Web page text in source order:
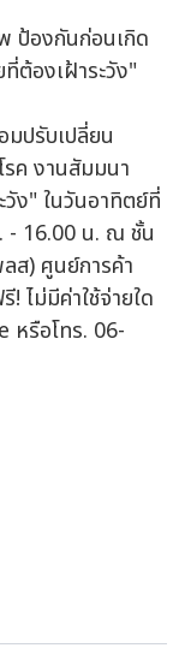
ปรับเปลี่ยน
ค งานสัมมนา
วัง" ในวันอาทิตย์ที่
- 16.00 น. ณ ชั้น
ส) ศูนย์การค้า
ไม่มีค่าใช้จ่ายใด
หรือโทร. 06-